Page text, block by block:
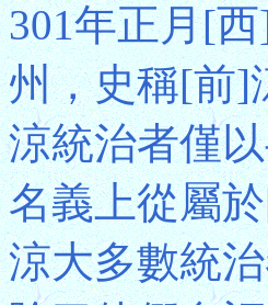
301年正月[
州，史稱[前]
涼統治者僅
名義上從屬
涼大多數統